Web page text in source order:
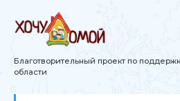
Благотворительный проект по
области